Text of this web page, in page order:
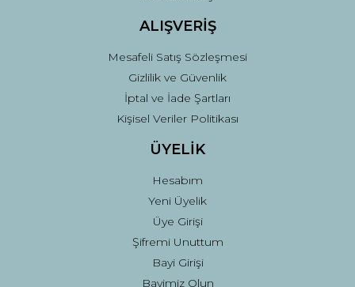
ALIŞVERİŞ
Mesafeli Satış Sözleşmesi
Gizlilik ve Güvenlik
İptal ve İade Şartları
Kişisel Veriler Politikası
ÜYELİK
Hesabım
Yeni Üyelik
Üye Girişi
Şifremi Unuttum
Bayi Girişi
Bayimiz Olun